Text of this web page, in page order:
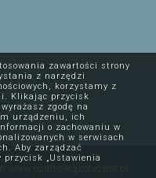
www.podrozeegzotyczne.pl
zawartości strony
z narzędzi
korzystamy z
Klikając przycisk
zgodę na
urządzeniu, ich
o zachowaniu w
w serwisach
Aby zarządzać
„Ustawienia